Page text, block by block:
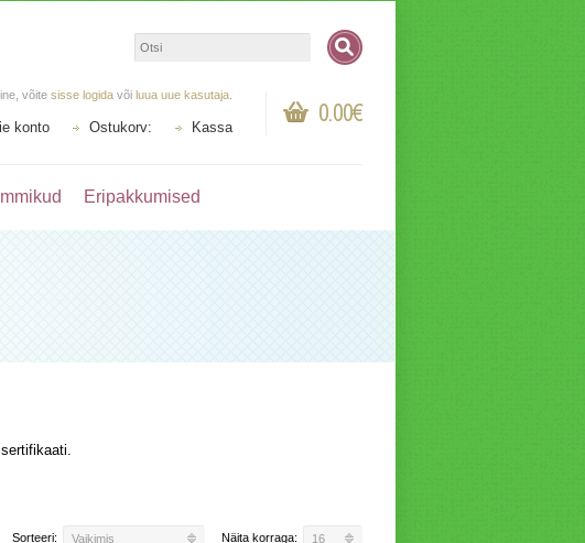
0.00€
võite sisse logida või luua uue kasutaja
konto Ostukorv: Kassa
Eripakkumised
Sorteeri: Vaikimis Näita korraga: 16